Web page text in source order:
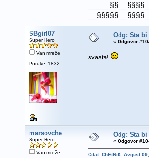
SBgirl07
Super Hero
Van mreže
Poruke: 1832
Odg: Sta
« Odgovor
svasta!
marsovche
Super Hero
Van mreže
Odg: Sta
« Odgovor
Citat: ChEtNiK Avgust